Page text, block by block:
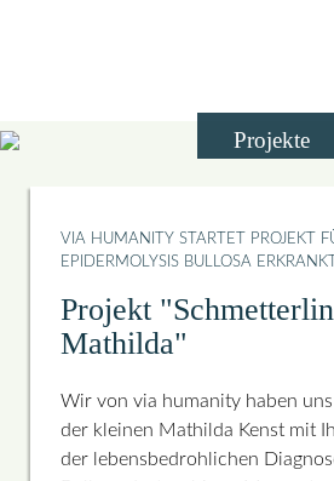
Projekte
VIA HUMANITY STARTET PROJEKT
EPIDERMOLYSIS BULLOSA
Projekt
Mathilda"
Wir von via humanity haben uns
der kleinen Mathilda Kenst mit
der lebensbedrohlichen